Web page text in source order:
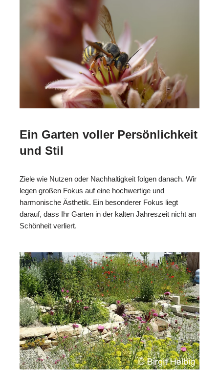
Ein Garten voller Persönlichkeit
und Stil
Ziele wie Nutzen oder Nachhaltigkeit folgen danach. Wir
legen großen Fokus auf eine hochwertige und
harmonische Ästhetik. Ein besonderer Fokus liegt
darauf, dass Ihr Garten in der kalten Jahreszeit nicht an
Schönheit verliert.